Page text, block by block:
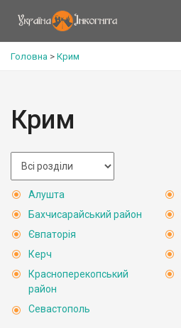
Головна > Крим
Крим
Алушта
Бахчисарайський район
Євпаторія
Керч
Красноперекопський
район
Севастополь